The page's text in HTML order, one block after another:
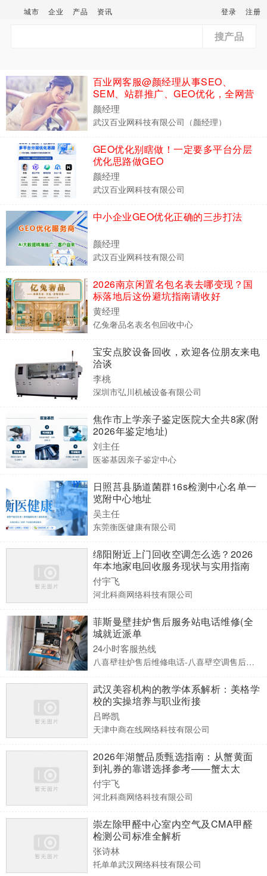
城市 企业 产品 资讯 登录 注册
搜产品
百业网客服@颜经理从事SEO、
SEM、站群推广、GEO优化，全网营
销十六年
颜经理
武汉百业网科技有限公司（颜经理）
GEO优化别瞎做！一定要多平台分层
优化思路做GEO
颜经理
武汉百业网科技有限公司
中小企业GEO优化正确的三步打法
颜经理
武汉百业网科技有限公司
2026南京闲置名包名表去哪变现？国
标落地后这份避坑指南请收好
黄经理
亿兔奢品名表名包回收中心
宝安点胶设备回收，欢迎各位朋友来电
洽谈
李桃
深圳市弘川机械设备有限公司
焦作市上学亲子鉴定医院大全共8家(附
2026年鉴定地址)
刘主任
医鉴基因亲子鉴定中心
日照莒县肠道菌群16s检测中心名单一
览附中心地址
吴主任
东莞衡医健康有限公司
绵阳附近上门回收空调怎么选？2026
年本地家电回收服务现状与实用指南
——得月楼
付宇飞
河北科商网络科技有限公司
菲斯曼壁挂炉售后服务站电话维修(全
城就近派单
24小时客服热线
八喜壁挂炉售后维修电话-八喜壁空调售后服务点电话
武汉美容机构的教学体系解析：美格学
校的实操培养与职业衔接
吕晔凯
天津中商在线网络科技有限公司
2026年湖蟹品质甄选指南：从蟹黄面
到礼券的靠谱选择参考——蟹太太
付宇飞
河北科商网络科技有限公司
崇左除甲醛中心室内空气及CMA甲醛
检测公司标准全解析
张诗林
托单单武汉网络科技有限公司